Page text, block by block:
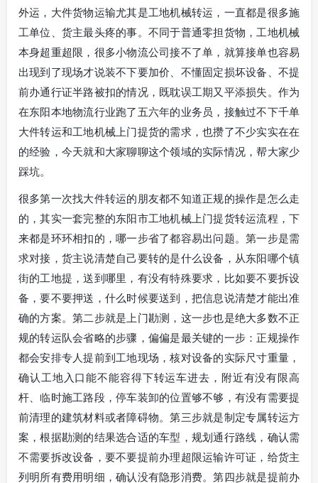
外运，大件货物运输尤其是工地机械转运，一直都是很多施
工单位、货主最头疼的事。不同于普通零担货物，工地机械
本身超重超限，很多小物流公司接不了单，就算接单也容易
出现到了现场才说装不下要加价、不懂固定损坏设备、不提
前办通行证半路被扣的情况，既耽误工期又平添损失。作为
在东阳本地物流行业跑了五六年的业务员，接触过不下千单
大件转运和工地机械上门提货的需求，也攒了不少实实在在
的经验，今天就和大家聊聊这个领域的实际情况，帮大家少
踩坑。
很多第一次找大件转运的朋友都不知道正规的操作是怎么走
的，其实一套完整的东阳市工地机械上门提货转运流程，下
来都是环环相扣的，哪一步省了都容易出问题。第一步是需
求对接，货主说清楚自己要转的是什么设备，从东阳哪个镇
街的工地提，送到哪里，有没有特殊要求，比如要不要拆设
备，要不要押送，什么时候要送到，把信息说清楚才能出准
确的方案。第二步就是上门勘测，这一步也是绝大多数不正
规的转运队会省略的步骤，偏偏是最关键的一步：正规操作
都会安排专人提前到工地现场，核对设备的实际尺寸重量，
确认工地入口能不能容得下转运车进去，附近有没有限高
杆、临时施工路段，停车装卸的位置够不够，有没有需要提
前清理的建筑材料或者障碍物。第三步就是制定专属转运方
案，根据勘测的结果选合适的车型，规划通行路线，确认需
不需要拆改设备，要不要提前办理超限运输许可证，给货主
列明所有费用明细，确认没有隐形消费。第四步就是提前办